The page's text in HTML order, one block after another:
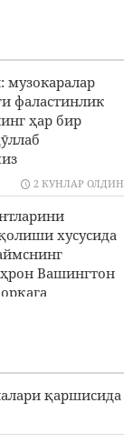
меморандуми
эмас
қаттиқ
фаластинлик
ҳар бир
2 КУНЛАР ОЛДИН
хусусида
Вашингтон
ортиқ
Арбаин
қаршисида